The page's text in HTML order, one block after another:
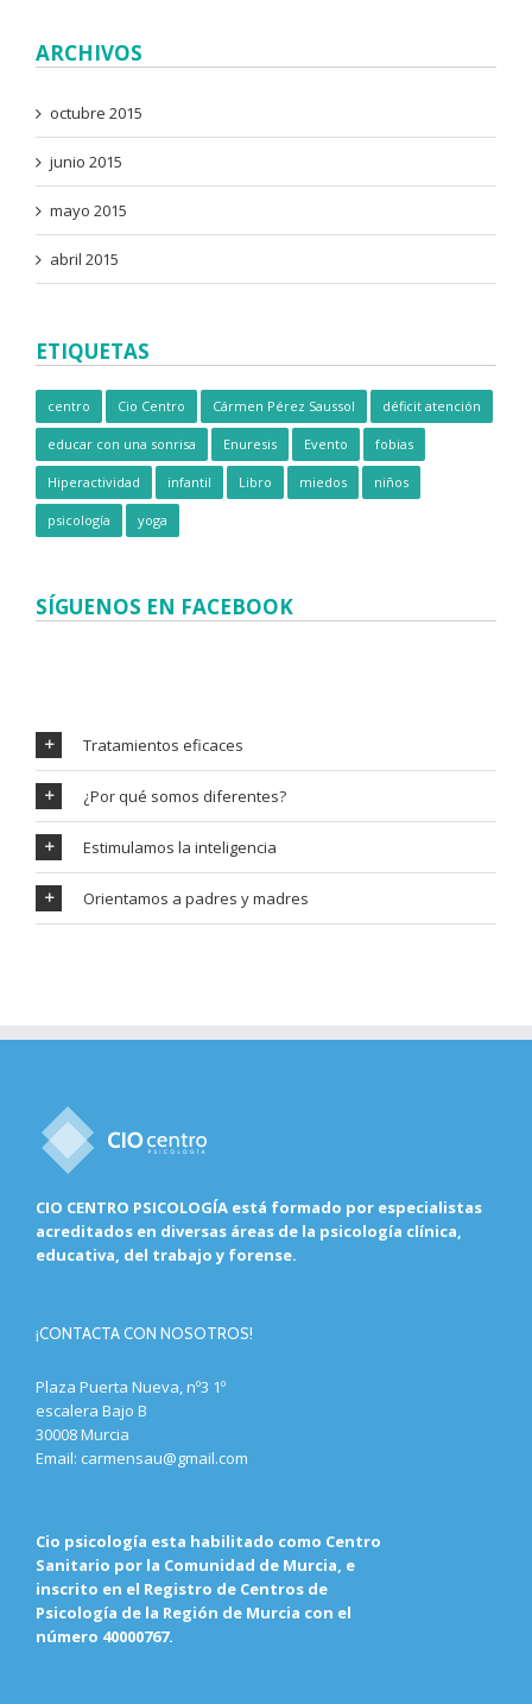
ARCHIVOS
octubre 2015
junio 2015
mayo 2015
abril 2015
ETIQUETAS
centro Cio Centro Cármen Pérez Saussol déficit atención
educar con una sonrisa Enuresis Evento fobias
Hiperactividad infantil Libro miedos niños
psicología yoga
SÍGUENOS EN FACEBOOK
Tratamientos eficaces
¿Por qué somos diferentes?
Estimulamos la inteligencia
Orientamos a padres y madres
CIO CENTRO PSICOLOGÍA está formado por especialistas
acreditados en diversas áreas de la psicología clínica,
educativa, del trabajo y forense.
¡CONTACTA CON NOSOTROS!
Plaza Puerta Nueva, nº3 1º
escalera Bajo B
30008 Murcia
Email: carmensau@gmail.com
Cio psicología esta habilitado como Centro
Sanitario por la Comunidad de Murcia, e
inscrito en el Registro de Centros de
Psicología de la Región de Murcia con el
número 40000767.